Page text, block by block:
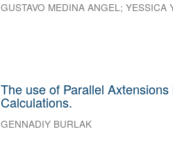
GUSTAVO MEDINA ANGEL;YESSICA
The use of Parallel
Calculations.
GENNADIY BURLAK